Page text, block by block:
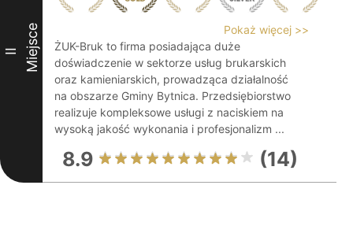
II Miejsce
Pokaż więcej >>
ŻUK-Bruk to firma posiadająca duże
doświadczenie w sektorze usług brukarskich
oraz kamieniarskich, prowadząca działalność
na obszarze Gminy Bytnica. Przedsiębiorstwo
realizuje kompleksowe usługi z naciskiem na
wysoką jakość wykonania i profesjonalizm ...
8.9 (14)